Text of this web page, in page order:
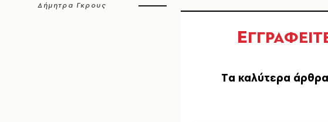
Δήμητρα Γκρους
Ε
Tα καλύτερα